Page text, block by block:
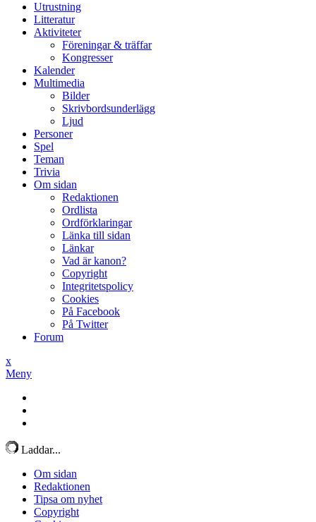
Utrustning
Litteratur
Aktiviteter
Föreningar & träffar
Kongresser
Kalender
Multimedia
Bilder
Skrivbordsunderlägg
Ljud
Personer
Spel
Teman
Trivia
Om sidan
Redaktionen
Ordlista
Ordförklaringar
Länka till sidan
Länkar
Vad är kanon?
Copyright
Integritetspolicy
Cookies
På Facebook
På Twitter
Forum
x
Meny
Laddar...
Om sidan
Redaktionen
Tipsa om nyhet
Copyright